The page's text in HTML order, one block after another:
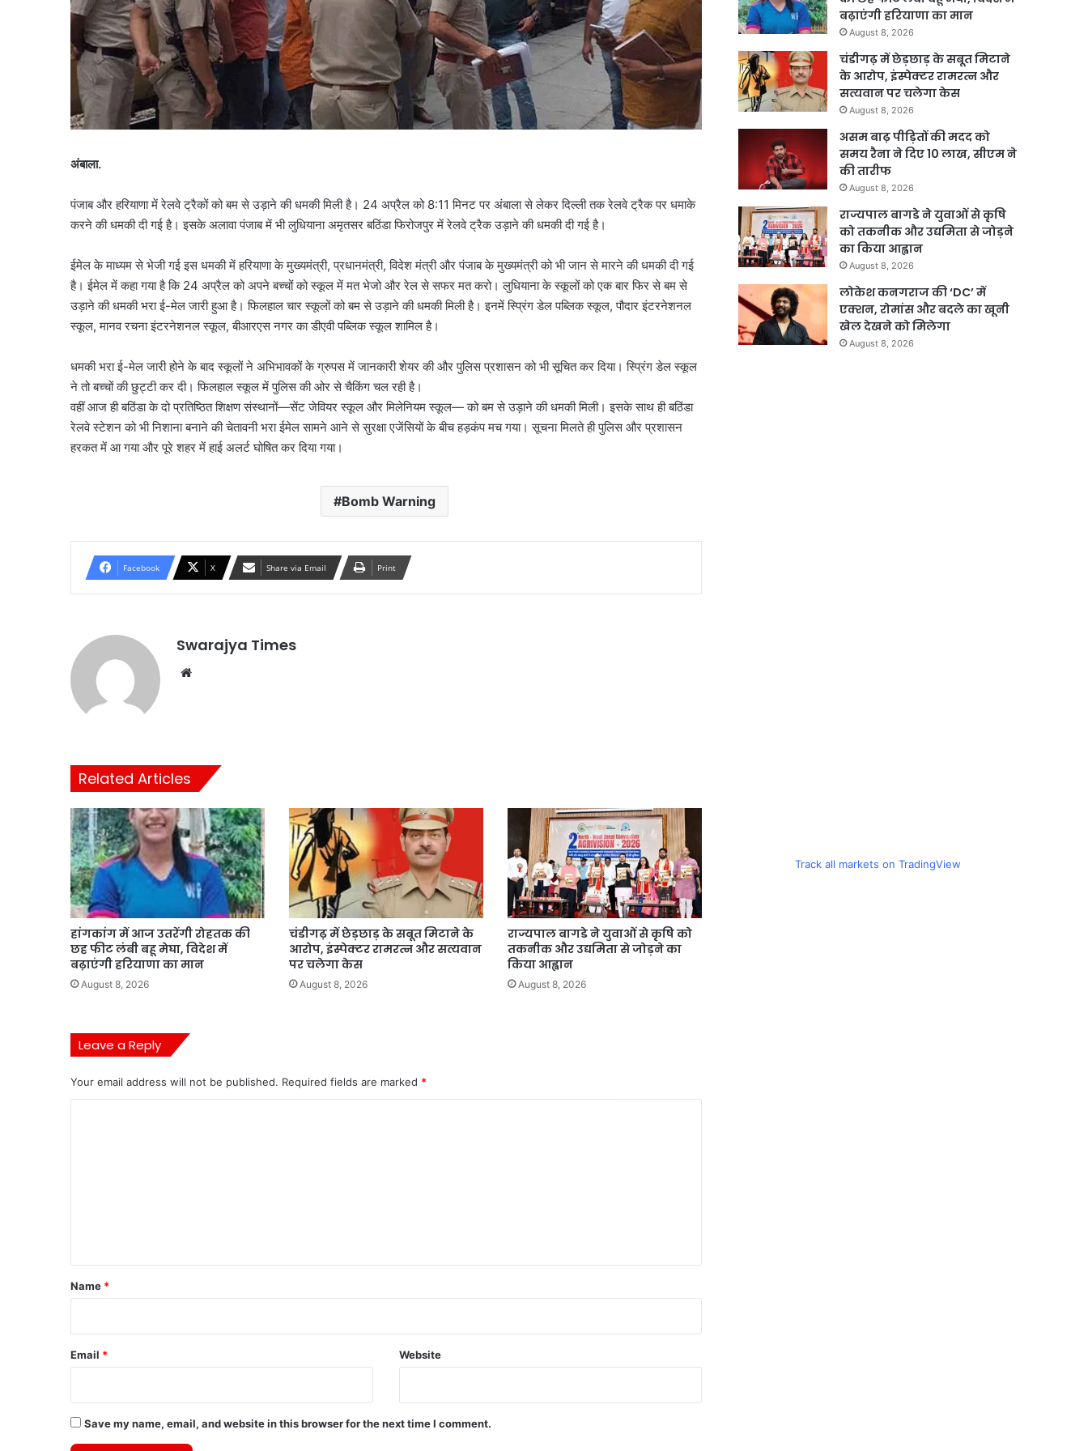
अंबाला.
पंजाब और हरियाणा में रेलवे ट्रैकों को बम से उड़ाने की धमकी मिली है। 24 अप्रैल को 8:11 मिनट पर अंबाला से लेकर दिल्ली तक रेलवे ट्रैक पर धमाके
करने की धमकी दी गई है। इसके अलावा पंजाब में भी लुधियाना अमृतसर बठिंडा फिरोजपुर में रेलवे ट्रैक उड़ाने की धमकी दी गई है।
ईमेल के माध्यम से भेजी गई इस धमकी में हरियाणा के मुख्यमंत्री, प्रधानमंत्री, विदेश मंत्री और पंजाब के मुख्यमंत्री को भी जान से मारने की धमकी दी गई
है। ईमेल में कहा गया है कि 24 अप्रैल को अपने बच्चों को स्कूल में मत भेजो और रेल से सफर मत करो। लुधियाना के स्कूलों को एक बार फिर से बम से
उड़ाने की धमकी भरा ई-मेल जारी हुआ है। फिलहाल चार स्कूलों को बम से उड़ाने की धमकी मिली है। इनमें स्प्रिंग डेल पब्लिक स्कूल, पौदार इंटरनेशनल
स्कूल, मानव रचना इंटरनेशनल स्कूल, बीआरएस नगर का डीएवी पब्लिक स्कूल शामिल है।
धमकी भरा ई-मेल जारी होने के बाद स्कूलों ने अभिभावकों के ग्रुपस में जानकारी शेयर की और पुलिस प्रशासन को भी सूचित कर दिया। स्प्रिंग डेल स्कूल
ने तो बच्चों की छुट्टी कर दी। फिलहाल स्कूल में पुलिस की ओर से चैकिंग चल रही है।
वहीं आज ही बठिंडा के दो प्रतिष्ठित शिक्षण संस्थानों—सेंट जेवियर स्कूल और मिलेनियम स्कूल— को बम से उड़ाने की धमकी मिली। इसके साथ ही बठिंडा
रेलवे स्टेशन को भी निशाना बनाने की चेतावनी भरा ईमेल सामने आने से सुरक्षा एजेंसियों के बीच हड़कंप मच गया। सूचना मिलते ही पुलिस और प्रशासन
हरकत में आ गया और पूरे शहर में हाई अलर्ट घोषित कर दिया गया।
Bomb Warning
Facebook X Share via Email Print
Swarajya Times
Related Articles
हांगकांग में आज उतरेंगी रोहतक की
छह फीट लंबी बहू मेघा, विदेश में
बढ़ाएंगी हरियाणा का मान
August 8, 2026
चंडीगढ़ में छेड़छाड़ के सबूत मिटाने के
आरोप, इंस्पेक्टर रामरत्न और सत्यवान
पर चलेगा केस
August 8, 2026
राज्यपाल बागडे ने युवाओं से कृषि को
तकनीक और उद्यमिता से जोड़ने का
किया आह्वान
August 8, 2026
Leave a Reply
Your email address will not be published. Required fields are marked *
*
Name *
Email * Website
Save my name, email, and website in this browser for the next time I comment.
बढ़ाएंगी हरियाणा का मान
August 8, 2026
चंडीगढ़ में छेड़छाड़ के सबूत मिटाने
के आरोप, इंस्पेक्टर रामरत्न और
सत्यवान पर चलेगा केस
August 8, 2026
असम बाढ़ पीड़ितों की मदद को
समय रैना ने दिए 10 लाख, सीएम ने
की तारीफ
August 8, 2026
राज्यपाल बागडे ने युवाओं से कृषि
को तकनीक और उद्यमिता से जोड़ने
का किया आह्वान
August 8, 2026
लोकेश कनगराज की ‘DC’ में
एक्शन, रोमांस और बदले का खूनी
खेल देखने को मिलेगा
August 8, 2026
Track all markets on TradingView